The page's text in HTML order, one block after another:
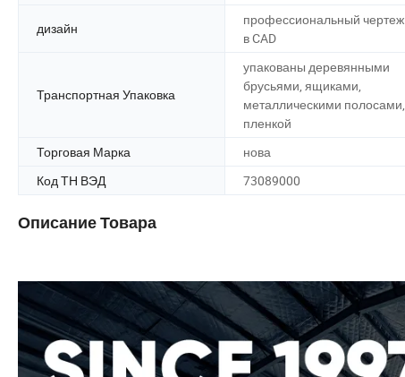
дизайн
профессиональный чертеж
в CAD
Транспортная Упаковка
упакованы деревянными
брусьями, ящиками,
металлическими полосами,
пленкой
Торговая Марка нова
Код ТН ВЭД
73089000
Описание Товара